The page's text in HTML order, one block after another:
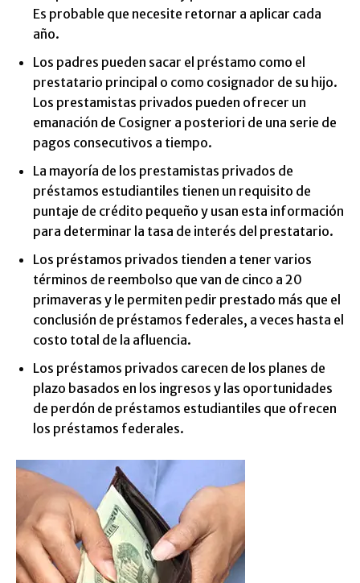
Es probable que necesite retornar a aplicar cada
año.
Los padres pueden sacar el préstamo como el
prestatario principal o como cosignador de su hijo.
Los prestamistas privados pueden ofrecer un
emanación de Cosigner a posteriori de una serie de
pagos consecutivos a tiempo.
La mayoría de los prestamistas privados de
préstamos estudiantiles tienen un requisito de
puntaje de crédito pequeño y usan esta información
para determinar la tasa de interés del prestatario.
Los préstamos privados tienden a tener varios
términos de reembolso que van de cinco a 20
primaveras y le permiten pedir prestado más que el
conclusión de préstamos federales, a veces hasta el
costo total de la afluencia.
Los préstamos privados carecen de los planes de
plazo basados ​​en los ingresos y las oportunidades
de perdón de préstamos estudiantiles que ofrecen
los préstamos federales.